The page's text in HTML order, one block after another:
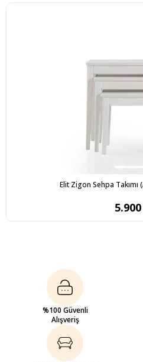
Elit Zigon Sehpa Takımı
%100 Güvenli
Alışveriş